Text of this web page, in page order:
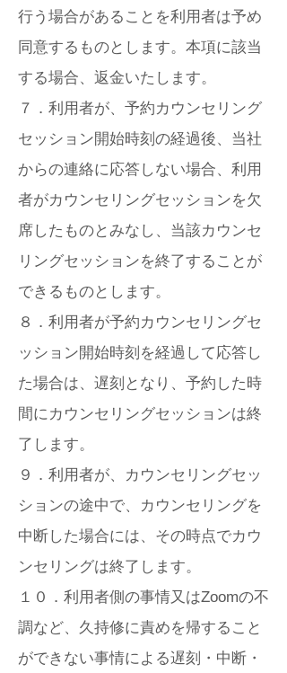
行う場合があることを利用者は予め
同意するものとします。本項に該当
する場合、返金いたします。
７．利用者が、予約カウンセリング
セッション開始時刻の経過後、当社
からの連絡に応答しない場合、利用
者がカウンセリングセッションを欠
席したものとみなし、当該カウンセ
リングセッションを終了することが
できるものとします。
８．利用者が予約カウンセリングセ
ッション開始時刻を経過して応答し
た場合は、遅刻となり、予約した時
間にカウンセリングセッションは終
了します。
９．利用者が、カウンセリングセッ
ションの途中で、カウンセリングを
中断した場合には、その時点でカウ
ンセリングは終了します。
１０．利用者側の事情又はZoomの不
調など、久持修に責めを帰すること
ができない事情による遅刻・中断・